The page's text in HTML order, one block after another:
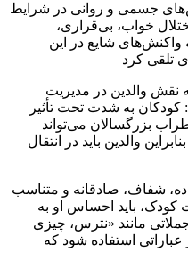
جسمی و روانی در شرایط
خواب، بی‌قراری،
شایع در این
تلقی کرد
والدین در مدیریت
به شدت تحت تأثیر
بزرگسالان می‌تواند
والدین باید در انتقال
شفاف، صادقانه و متناسب
کودک، باید احساس او به
مانند «نترس، چیزی
استفاده شود که